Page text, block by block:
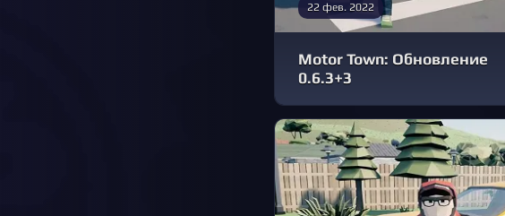
22 фев. 2022
Motor Town: Обновление
0.6.3+3